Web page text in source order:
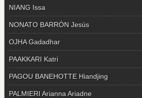
NIANG Issa
NONATO BARRÓN Jesús
OJHA Gadadhar
PAAKKARI Katri
PAGOU BANEHOTTE Hiandjing
PALMIERI Arianna Ariadne